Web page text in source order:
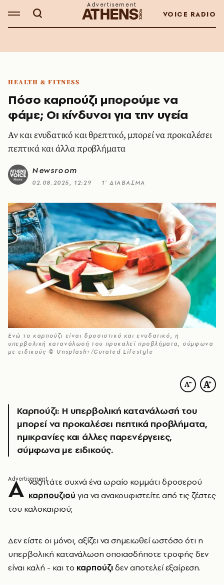
VOICE RADIO
HEALTH & FITNESS
Πόσο καρπούζι μπορούμε να
φάμε; Οι κίνδυνοι για την υγεία
Αν και ενυδατικό και θρεπτικό, μπορεί να προκαλέσει
πεπτικά και άλλα προβλήματα
Newsroom
02.08.2025, 12:29 1’ ΔΙΑΒΑΣΜΑ
Ενώ το καρπούζι είναι δροσιστικό και ενυδατικό, η
υπερβολική κατανάλωσή του προκαλεί προβλήματα, σύμφωνα
με ειδικούς © Unsplash+/Curated Lifestyle
Καρπούζι: Η υπερβολική κατανάλωσή του
μπορεί να προκαλέσει πεπτικά προβλήματα,
ημικρανίες και άλλες παρενέργειες,
σύμφωνα με ειδικούς.
Α ναζητάτε συχνά ένα ωραίο κομμάτι δροσερού
καρπουζιού για να ανακουφιστείτε από τις ζέστες
του καλοκαιριού;
Δεν είστε οι μόνοι, αξίζει να σημειωθεί ωστόσο ότι η
υπερβολική κατανάλωση οποιασδήποτε τροφής δεν
είναι καλή - και το καρπούζιδεν αποτελεί εξαίρεση.